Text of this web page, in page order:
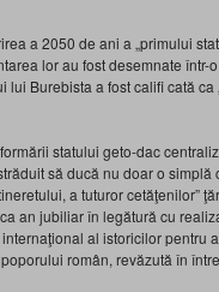
a 2050 de ani a „primului
lor au fost desemnate într-
Burebista a fost califi cată
statului geto-dac
să ducă nu doar o
a tuturor cetăţenilor”
an jubiliar în legătură cu
al istoricilor pentru
român, revăzută în